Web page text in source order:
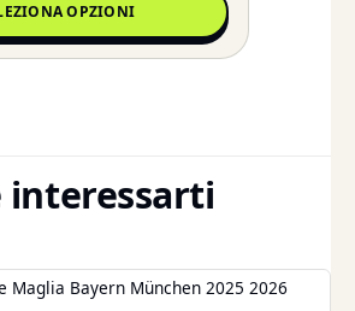
OPZIONI
interessarti
Maglia Bayern München 2025 2026